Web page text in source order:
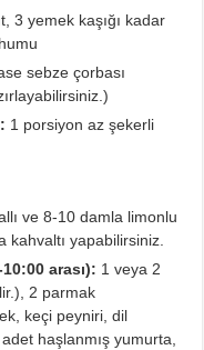
3 yemek kaşığı kadar
sebze çorbası
1 porsiyon az şekerli
ve 8-10 damla limonlu
kahvaltı yapabilirsiniz.
arası): 1 veya 2
2 parmak
keçi peyniri, dil
haşlanmış yumurta,